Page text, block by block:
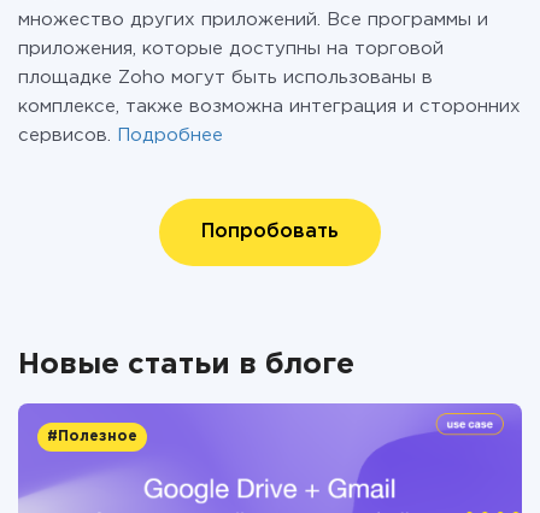
множество других приложений. Все программы и
приложения, которые доступны на торговой
площадке Zoho могут быть использованы в
комплексе, также возможна интеграция и сторонних
сервисов.
Подробнее
Попробовать
Новые статьи в блоге
#Полезное